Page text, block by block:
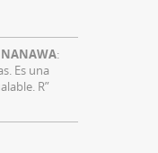
NANAWA:
Es una
R”